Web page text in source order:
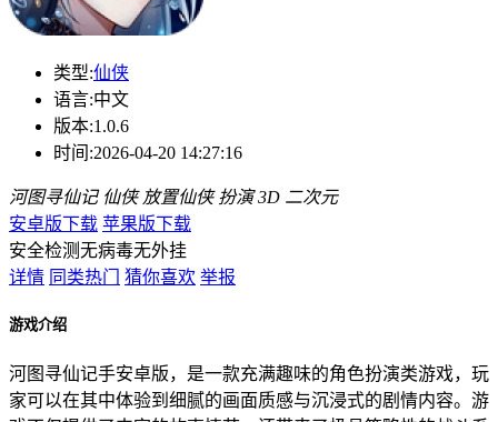
类型:仙侠
语言:中文
版本:1.0.6
时间:2026-04-20 14:27:16
河图寻仙记 仙侠 放置仙侠 扮演 3D 二次元
安卓版下载 苹果版下载
安全检测无病毒无外挂
详情 同类热门 猜你喜欢 举报
游戏介绍
河图寻仙记手安卓版，是一款充满趣味的角色扮演类游戏，玩
家可以在其中体验到细腻的画面质感与沉浸式的剧情内容。游